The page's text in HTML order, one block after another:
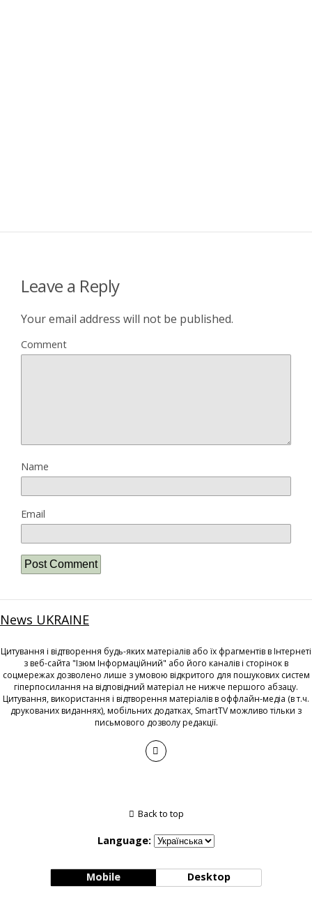
Leave a Reply
Your email address will not be published.
Comment
Name
Email
News UKRAINE
Цитування і відтворення будь-яких матеріалів або їх фрагментів в Інтернеті
з веб-сайта "Ізюм Інформаційний" або його каналів і сторінок в
соцмережах дозволено лише з умовою відкритого для пошукових систем
гіперпосилання на відповідний матеріал не нижче першого абзацу.
Цитування, використання і відтворення матеріалів в оффлайн-медіа (в т.ч.
друкованих виданнях), мобільних додатках, SmartTV можливо тільки з
письмового дозволу редакції.
Back to top
Language:
Mobile Desktop